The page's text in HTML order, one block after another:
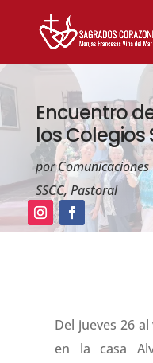
Encuentro
los Colegios
porComunicaciones
SSCC, Pastoral
Del jueves 26
en la casa